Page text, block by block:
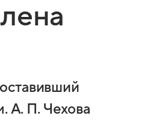
А. П. Чехова